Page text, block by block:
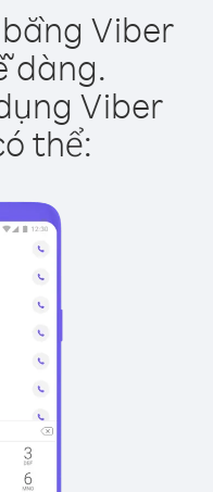
Viber
dàng.
Viber
thể: